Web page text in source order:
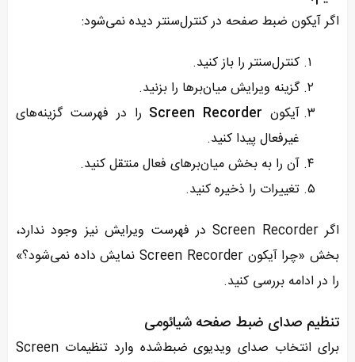
اگر آیکون ضبط صفحه در کنترل‌سنتر دیده نمی‌شود:
کنترل‌سنتر را باز کنید.
گزینه ویرایش میان‌برها را بزنید.
آیکون Screen Recorder را در فهرست گزینه‌های
غیرفعال پیدا کنید.
آن را به بخش میان‌برهای فعال منتقل کنید.
تغییرات را ذخیره کنید.
اگر Screen Recorder در فهرست ویرایش نیز وجود ندارد،
بخش «چرا آیکون Screen Recorder نمایش داده نمی‌شود؟»
را در ادامه بررسی کنید.
تنظیم صدای ضبط صفحه شیائومی
برای انتخاب صدای ویدیوی ضبط‌شده وارد تنظیمات Screen